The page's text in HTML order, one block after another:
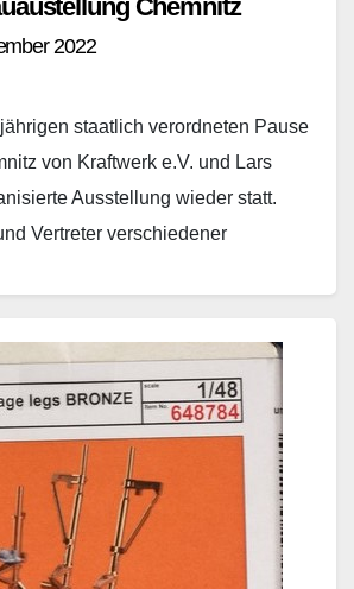
Chemnitz
2022
staatlich verordneten Pause
von Kraftwerk e.V. und Lars
Ausstellung wieder statt.
Vertreter verschiedener